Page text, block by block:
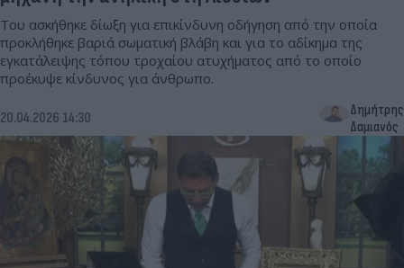
Του ασκήθηκε δίωξη για επικίνδυνη οδήγηση από την οποία
προκλήθηκε βαριά σωματική βλάβη και για το αδίκημα της
εγκατάλειψης τόπου τροχαίου ατυχήματος από το οποίο
προέκυψε κίνδυνος για άνθρωπο.
20.04.2026 14:30
Δημήτρης
Δαμιανός